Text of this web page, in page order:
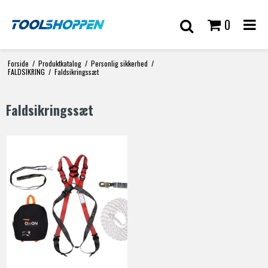
0
Forside / Produktkatalog / Personlig sikkerhed /
FALDSIKRING / Faldsikringssæt
Faldsikringssæt